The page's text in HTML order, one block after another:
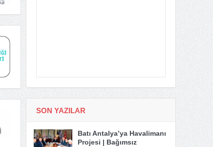
SON YAZILAR
Batı Antalya’ya Havalimanı
Projesi | Bağımsız